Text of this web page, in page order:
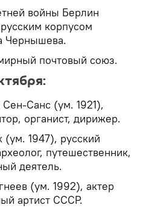
войны Берлин
корпусом
Чернышева.
почтовый союз.
Санс (ум. 1921),
органист, дирижер.
1947), русский
путешественник,
деятель.
(ум. 1992), актер
артист СССР.